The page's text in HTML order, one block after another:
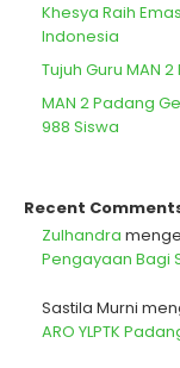
Khesya Raih
Indonesia
Tujuh Guru MAN
MAN 2 Padang
988 Siswa
Recent
Zulhandra
Pengayaan Bagi
Sastila Murni
ARO YLPTK